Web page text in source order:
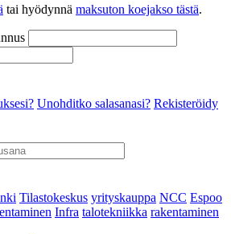
tai hyödynnä maksuton koejakso tästä.
Unohditko salasanasi? Rekisteröidy
Tilastokeskus yrityskauppa NCC Espoo
Infra talotekniikka rakentaminen